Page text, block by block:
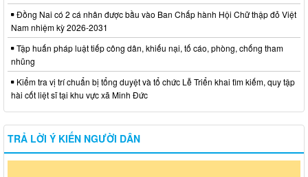
Đồng Nai có 2 cá nhân được bầu vào Ban Chấp hành Hội Chữ thập đỏ Việt
Nam nhiệm kỳ 2026-2031
Tập huấn pháp luật tiếp công dân, khiếu nại, tố cáo, phòng, chống tham
nhũng
Kiểm tra vị trí chuẩn bị tổng duyệt và tổ chức Lễ Triển khai tìm kiếm, quy tập
hài cốt liệt sĩ tại khu vực xã Minh Đức
TRẢ LỜI Ý KIẾN NGƯỜI DÂN